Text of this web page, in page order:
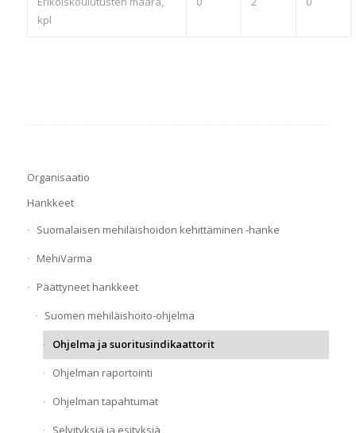
kpl
Organisaatio
Hankkeet
Suomalaisen mehiläishoidon kehittäminen -hanke
MehiVarma
Päättyneet hankkeet
Suomen mehiläishoito-ohjelma
Ohjelma ja suoritusindikaattorit
Ohjelman raportointi
Ohjelman tapahtumat
Selvityksiä ja esityksiä